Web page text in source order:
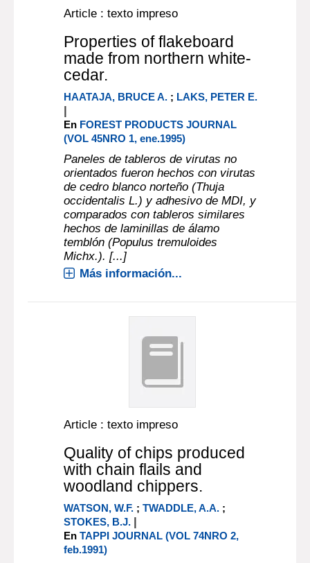
Article : texto impreso
Properties of flakeboard
made from northern white-
cedar.
HAATAJA, BRUCE A. ; LAKS, PETER E.
|
En FOREST PRODUCTS JOURNAL
(VOL 45NRO 1, ene.1995)
Paneles de tableros de virutas no
orientados fueron hechos con virutas
de cedro blanco norteño (Thuja
occidentalis L.) y adhesivo de MDI, y
comparados con tableros similares
hechos de laminillas de álamo
temblón (Populus tremuloides
Michx.). [...]
Más información...
Article : texto impreso
Quality of chips produced
with chain flails and
woodland chippers.
WATSON, W.F. ;TWADDLE, A.A. ;
STOKES, B.J. |
EnTAPPI JOURNAL (VOL 74NRO 2,
feb.1991)